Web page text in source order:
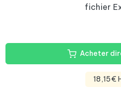
fichier
Acheter
18,15€